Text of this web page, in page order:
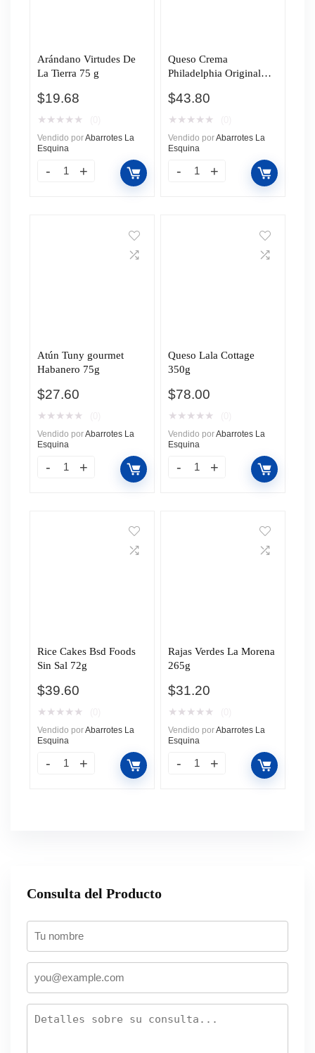
Arándano Virtudes De
La Tierra 75 g
$19.68
★ ★ ★ ★ ★
Vendido porAbarrotes La
Esquina
Queso Crema
Philadelphia Original
$43.80
★ ★ ★ ★ ★
Vendido porAbarrotes La
Esquina
Atún Tuny gourmet
Habanero 75g
$27.60
★ ★ ★ ★ ★
Vendido porAbarrotes La
Esquina
Queso Lala Cottage
350g
$78.00
★ ★ ★ ★ ★
Vendido porAbarrotes La
Esquina
Rice Cakes Bsd Foods
Sin Sal 72g
$39.60
★ ★ ★ ★ ★
Vendido porAbarrotes La
Esquina
Rajas Verdes La Morena
265g
$31.20
★ ★ ★ ★ ★
Vendido porAbarrotes La
Esquina
Consulta del Producto